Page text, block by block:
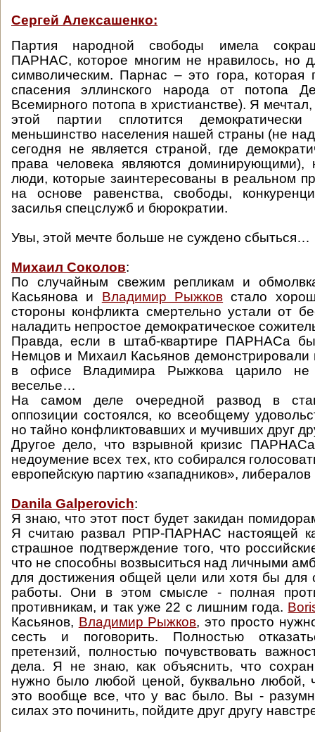
Сергей Алексашенко:
Партия народной свободы имела
ПАРНАС, которое многим не нравилось, но
символическим. Парнас – это гора, которая
спасения эллинского народа от потопа
Всемирного потопа в христианстве). Я
этой партии сплотится демократически
меньшинство населения нашей страны (не
сегодня не является страной, где
права человека являются
люди, которые заинтересованы в реальном
на основе равенства, свободы,
засилья спецслужб и бюрократии.
Увы, этой мечте больше не суждено сбыться…
Михаил Соколов:
По случайным свежим репликам и
Касьянова и Владимир Рыжков стало
стороны конфликта смертельно устали от
наладить непростое демократическое
Правда, если в штаб-квартире ПАРНАСа
Немцов и Михаил Касьянов демонстрировали
в офисе Владимира Рыжкова царило не
веселье…
На самом деле очередной развод в
оппозиции состоялся, ко всеобщему
но тайно конфликтовавших и мучивших друг
Другое дело, что взрывной кризис
недоумение всех тех, кто собирался
европейскую партию «западников», либералов
Danila Galperovich:
Я знаю, что этот пост будет закидан
Я считаю развал РПР-ПАРНАС настоящей
страшное подтверждение того, что
что не способны возвыситься над личными
для достижения общей цели или хотя бы для
работы. Они в этом смысле - полная
противникам, и так уже 22 с лишним года.
Касьянов, Владимир Рыжков, это просто
сесть и поговорить. Полностью
претензий, полностью почувствовать
дела. Я не знаю, как объяснить, что
нужно было любой ценой, буквально любой,
это вообще все, что у вас было. Вы -
силах это починить, пойдите друг другу